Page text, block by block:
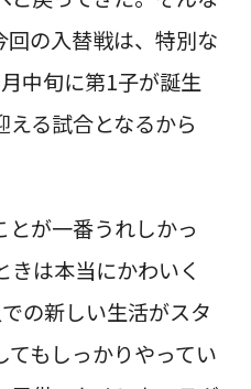
回の入替戦は、特別な
中旬に第1子が誕生
える試合となるから
とが一番うれしかっ
きは本当にかわいく
の新しい生活がスタ
てもしっかりやってい